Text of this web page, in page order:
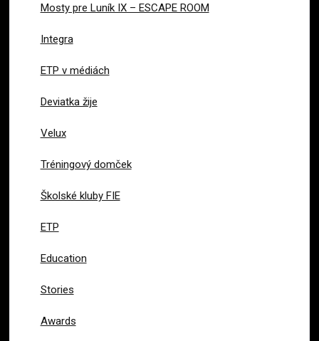
Mosty pre Luník IX – ESCAPE ROOM
Integra
ETP v médiách
Deviatka žije
Velux
Tréningový domček
Školské kluby FIE
ETP
Education
Stories
Awards